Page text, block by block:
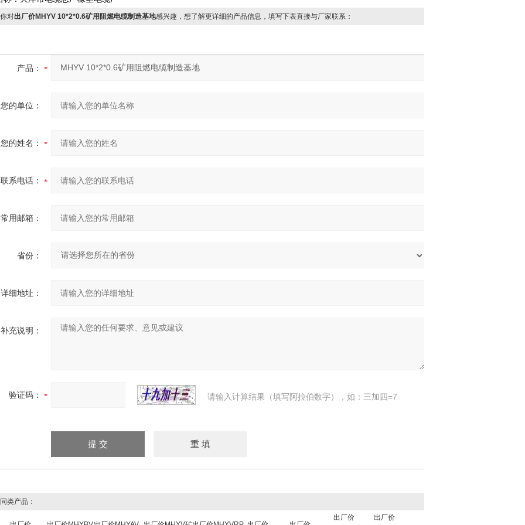
对出厂价MHYV 10*2*0.6矿用阻燃电缆制造基地感兴趣，想了解更详细的产品信息，填写下表直接与厂家联系：
产品：
您的单位：
您的姓名：
联系电话：
常用邮箱：
省份：
详细地址：
补充说明：
验证码： 请输入计算结果（填写阿拉伯数字），如：三加四=7
类产品：
出厂价 出厂价